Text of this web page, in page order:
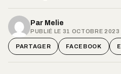
Par Melie
PUBLIÉ LE 31 OCTOBRE 2023
PARTAGER FACEBOOK